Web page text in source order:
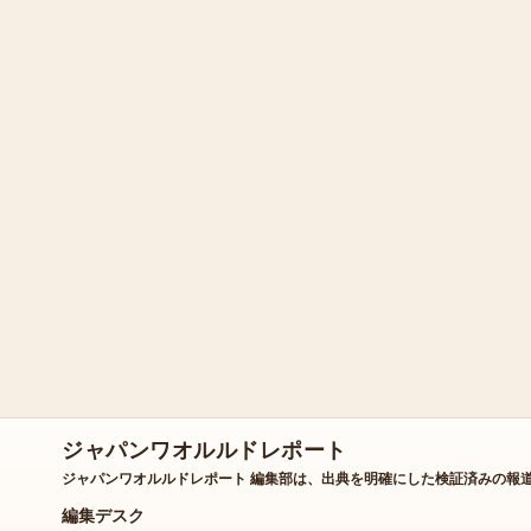
ジャパンワオルルドレポート
ジャパンワオルルドレポート 編集部は、出典を明確にした検証済みの報
編集デスク